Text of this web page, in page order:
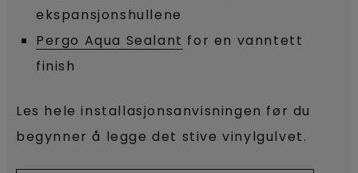
ekspansjonshullene
Pergo Aqua Sealant for en vanntett
finish
Les hele installasjonsanvisningen før du
begynner å legge det stive vinylgulvet.